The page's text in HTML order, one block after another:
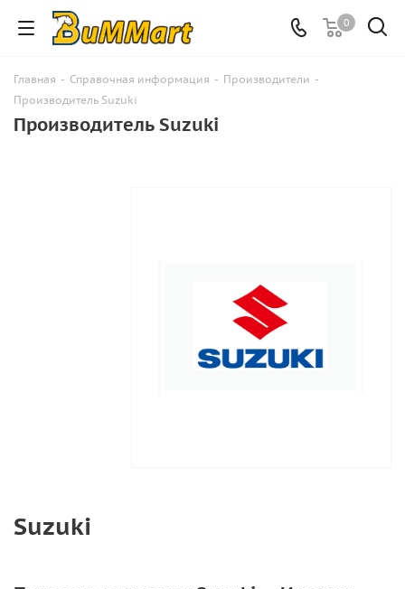
0
Главная - Справочная информация - Производители -
Производитель Suzuki
Производитель Suzuki
Suzuki